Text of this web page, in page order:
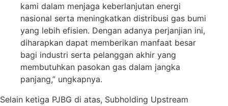
kami dalam menjaga keberlanjutan energi
nasional serta meningkatkan distribusi gas bumi
yang lebih efisien. Dengan adanya perjanjian ini,
diharapkan dapat memberikan manfaat besar
bagi industri serta pelanggan akhir yang
membutuhkan pasokan gas dalam jangka
panjang,” ungkapnya.
Selain ketiga PJBG di atas, Subholding Upstream